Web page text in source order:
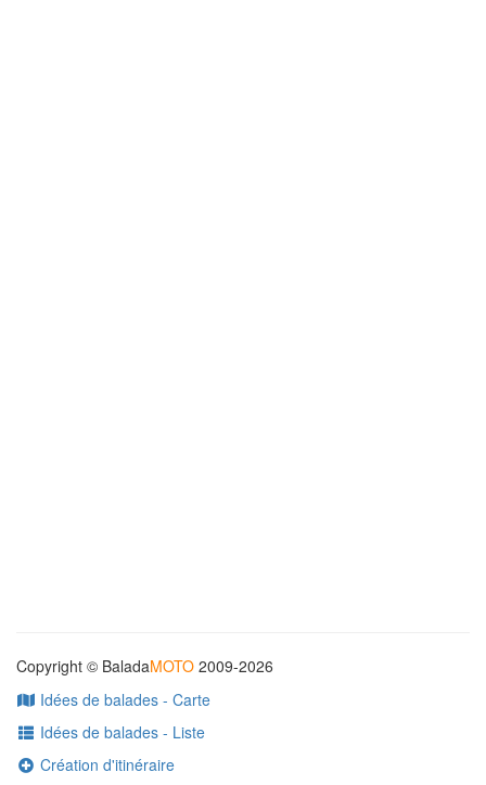
Copyright © BaladaMOTO 2009-2026
Idées de balades - Carte
Idées de balades - Liste
Création d'itinéraire